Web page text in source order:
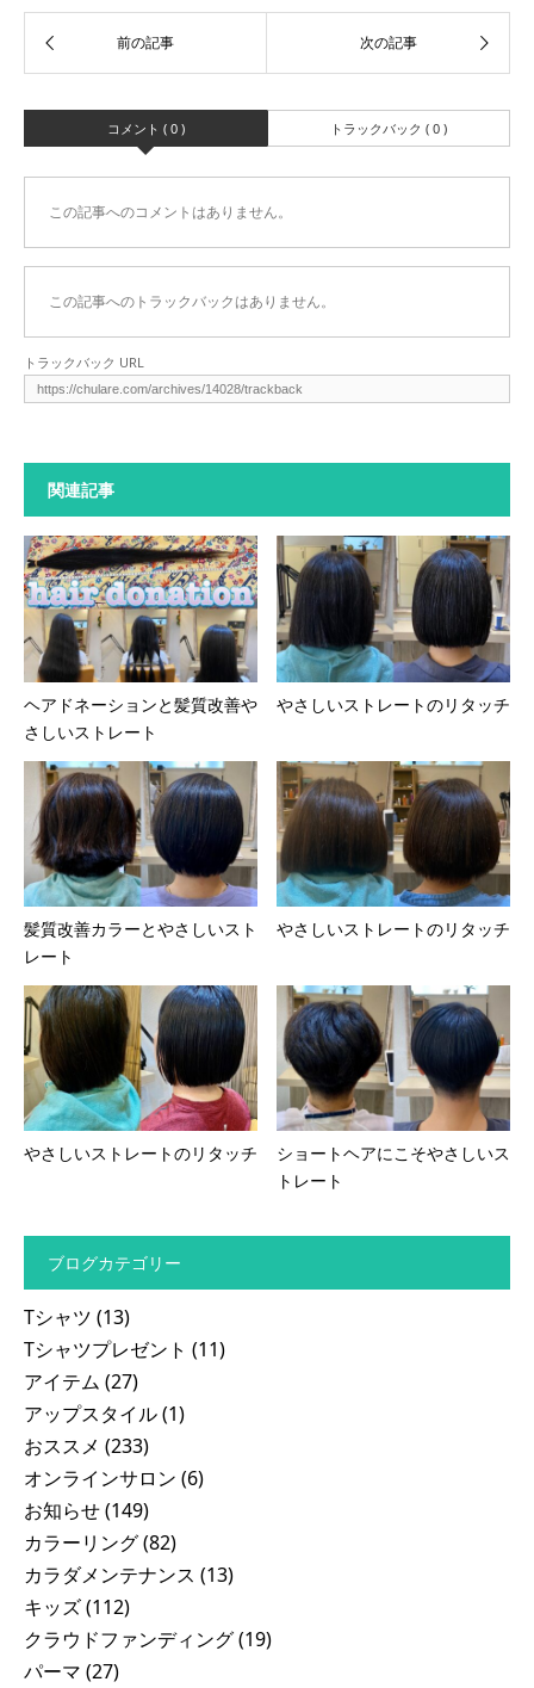
コメント ( 0 ) トラックバック ( 0 )
この記事へのコメントはありません。
この記事へのトラックバックはありません。
トラックバック URL
関連記事
ヘアドネーションと髪質改善や
さしいストレート
やさしいストレートのリタッチ
髪質改善カラーとやさしいスト
レート
やさしいストレートのリタッチ
やさしいストレートのリタッチ
ショートヘアにこそやさしいス
トレート
ブログカテゴリー
Tシャツ (13)
Tシャツプレゼント (11)
アイテム (27)
アップスタイル(1)
おススメ (233)
オンラインサロン (6)
お知らせ(149)
カラーリング(82)
カラダメンテナンス (13)
キッズ(112)
クラウドファンディング(19)
パーマ (27)